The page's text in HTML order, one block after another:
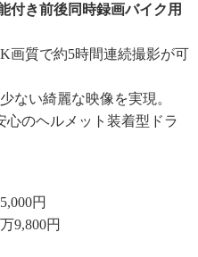
付き前後同時録画バイク用
画質で約5時間連続撮影が可
ない綺麗な映像を実現。
のヘルメット装着型ドラ
円
9,800円